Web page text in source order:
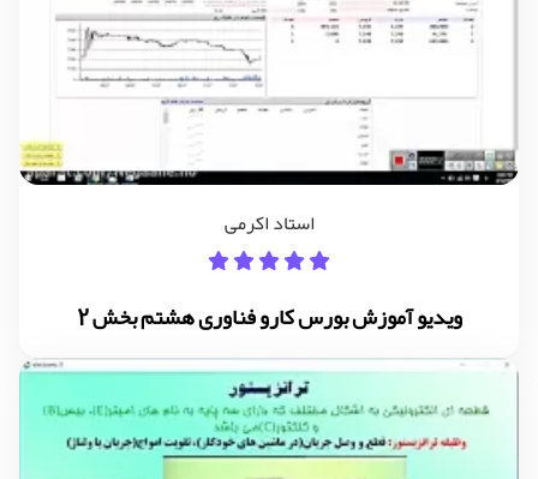
استاد اکرمی
ویدیو آموزش بورس کارو فناوری هشتم بخش 2